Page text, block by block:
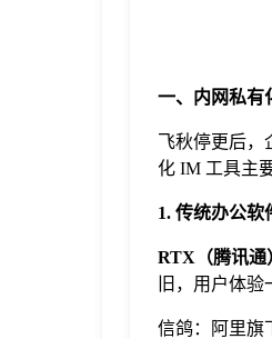
一、内网私有
飞秋停更后，
化 IM 工具主
1. 传统办公软
RTX（腾讯通
旧，用户体验
信鸽：阿里旗